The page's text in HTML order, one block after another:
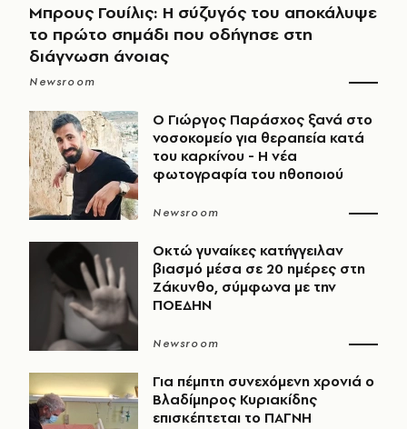
Μπρους Γουίλις: Η σύζυγός του αποκάλυψε
το πρώτο σημάδι που οδήγησε στη
διάγνωση άνοιας
Newsroom
O Γιώργος Παράσχος ξανά στο
νοσοκομείο για θεραπεία κατά
του καρκίνου - Η νέα
φωτογραφία του ηθοποιού
Newsroom
Οκτώ γυναίκες κατήγγειλαν
βιασμό μέσα σε 20 ημέρες στη
Ζάκυνθο, σύμφωνα με την
ΠΟΕΔΗΝ
Newsroom
Για πέμπτη συνεχόμενη χρονιά ο
Βλαδίμηρος Κυριακίδης
επισκέπτεται το ΠΑΓΝΗ